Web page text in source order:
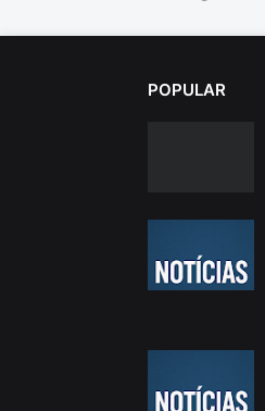
POPULAR